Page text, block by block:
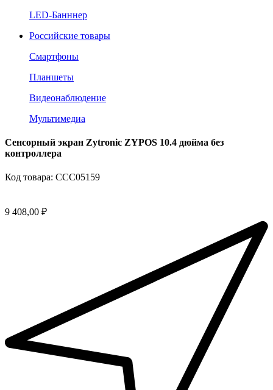
LED-Банннер
Российские товары
Смартфоны
Планшеты
Видеонаблюдение
Мультимедиа
Сенсорный экран Zytronic ZYPOS 10.4 дюйма без
контроллера
Код товара: ССС05159
9 408,00 ₽